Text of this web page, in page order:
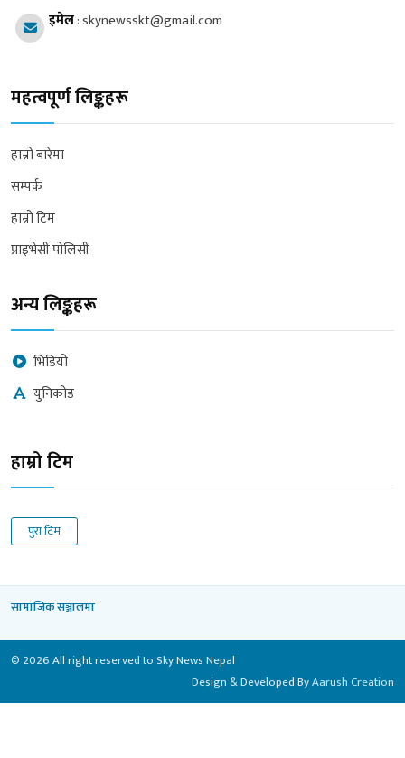
इमेल:skynewsskt@gmail.com
महत्वपूर्ण लिङ्कहरू
हाम्रो बारेमा
सम्पर्क
हाम्रो टिम
प्राइभेसी पोलिसी
अन्य लिङ्कहरू
भिडियो
युनिकोड
हाम्रो टिम
पुरा टिम
सामाजिक सञ्जालमा
© 2026 All right reserved to Sky News Nepal
Design & Developed ByAarush Creation